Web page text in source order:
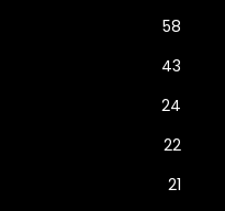
58
43
24
22
21